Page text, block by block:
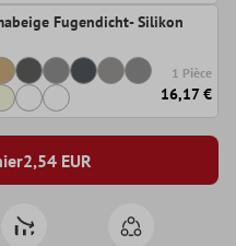
Fugendicht- Silikon
1 Pièce
16,17 €
2,54 EUR